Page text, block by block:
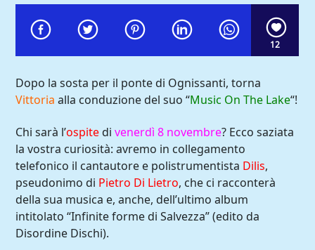
Comoradio International
12
Dopo la sosta per il ponte di Ognissanti, torna
Vittoria alla conduzione del suo “Music On The Lake“!
Chi sarà l’ospitedivenerdì 8 novembre? Ecco saziata
la vostra curiosità: avremo in collegamento
telefonico il cantautore e polistrumentista Dilis,
pseudonimo di Pietro Di Lietro, che ci racconterà
della sua musica e, anche, dell’ultimo album
intitolato “Infinite forme di Salvezza” (edito da
Disordine Dischi).